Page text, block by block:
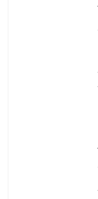
范冰冰
丹尼尔·
肖恩·阿
奥马·
波波·斯
阿丹·
卢卡斯
伊万·乔
安娜·帕
布兰登·